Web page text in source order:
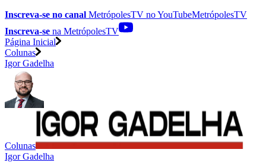
Inscreva-se no canal MetrópolesTV noYouTubeMetrópolesTV
Inscreva-se na MetrópolesTV
Página Inicial
Colunas
Igor Gadelha
Colunas
Igor Gadelha